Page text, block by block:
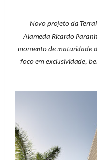
Novo projeto da
Alameda Ricardo
momento de maturidade
foco em exclusividade,